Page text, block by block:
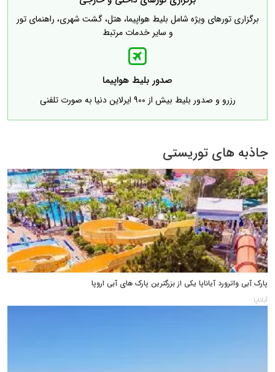
برگزاری تورهای ویژه شامل بلیط هواپیما، هتل، گشت شهری، راهنمای تور
و سایر خدمات مرتبط
صدور بلیط هواپیما
رزرو و صدور بلیط بیش از ۹۰۰ ایرلاین دنیا به صورت تلفنی
جاذبه های توریستی
پارک آبی واترورد آیاناپا یکی از بزرگترین پارک های آبی اروپا
آیاناپا